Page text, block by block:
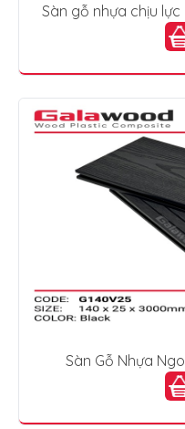
Sàn gỗ nhựa chịu
Sàn Gỗ Nhựa